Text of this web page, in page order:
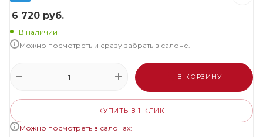
6 720 руб.
В наличии
Можно посмотреть и сразу забрать в салоне.
В КОРЗИНУ
КУПИТЬ В 1 КЛИК
Можно посмотреть в салонах: